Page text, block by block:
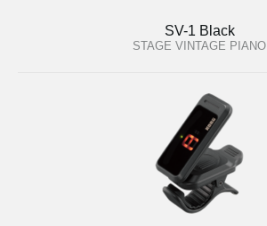
SV-1 Black
STAGE VINTAGE PIANO